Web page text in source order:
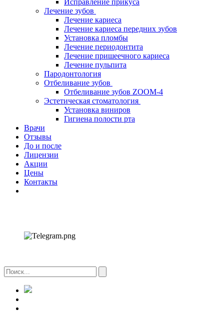
Исправление прикуса
Лечение зубов
Лечение кариеса
Лечение кариеса передних зубов
Установка пломбы
Лечение периодонтита
Лечение пришеечного кариеса
Лечение пульпита
Пародонтология
Отбеливание зубов
Отбеливание зубов ZOOM-4
Эстетическая стоматология
Установка виниров
Гигиена полости рта
Врачи
Отзывы
До и после
Лицензии
Акции
Цены
Контакты